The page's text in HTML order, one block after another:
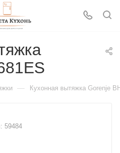
— Кухонная вытяжка Gorenje
59484